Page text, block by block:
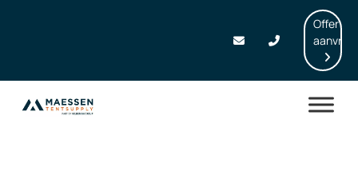
Offerte